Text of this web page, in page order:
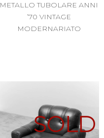
METALLO TUBOLARE ANNI
’70 VINTAGE
MODERNARIATO
SOLD